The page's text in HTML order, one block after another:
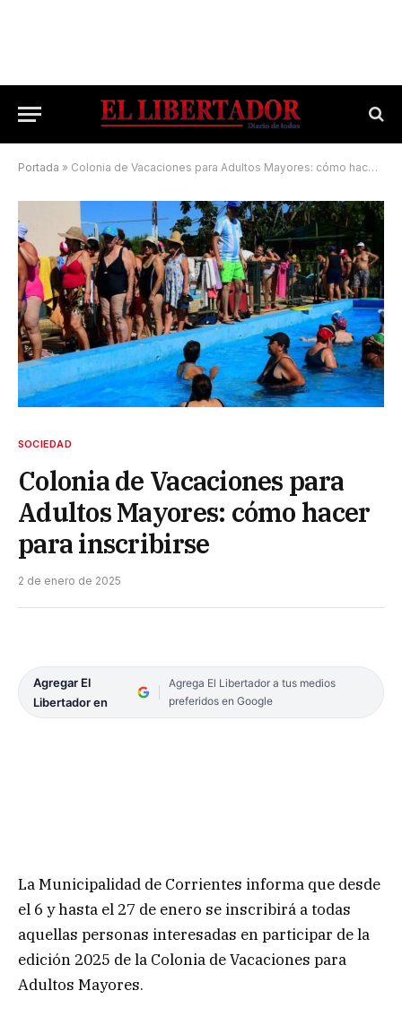
Portada » Colonia de Vacaciones para Adultos Mayores: cómo hacer para inscribirse
SOCIEDAD
Colonia de Vacaciones para
Adultos Mayores: cómo hacer
para inscribirse
2 de enero de 2025
Agregar El
Libertador en
Agrega El Libertador a tus medios
preferidos en Google
La Municipalidad de Corrientes informa que desde
el 6 y hasta el 27 de enero se inscribirá a todas
aquellas personas interesadas en participar de la
edición 2025 de la Colonia de Vacaciones para
Adultos Mayores.